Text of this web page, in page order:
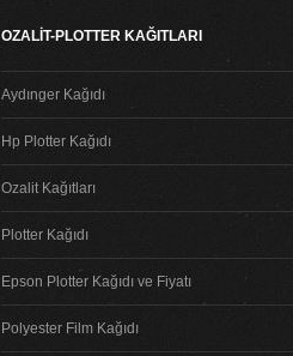
OZALİT-PLOTTER KAĞITLARI
Aydınger Kağıdı
Hp Plotter Kağıdı
Ozalit Kağıtları
Plotter Kağıdı
Epson Plotter Kağıdı ve Fiyatı
Polyester Film Kağıdı